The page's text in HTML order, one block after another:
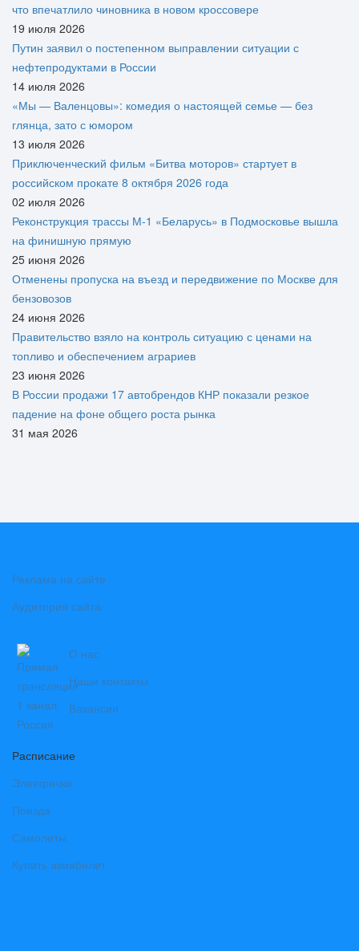
что впечатлило чиновника в новом кроссовере
19 июля 2026
Путин заявил о постепенном выправлении ситуации с
нефтепродуктами в России
14 июля 2026
«Мы — Валенцовы»: комедия о настоящей семье — без
глянца, зато с юмором
13 июля 2026
Приключенческий фильм «Битва моторов» стартует в
российском прокате 8 октября 2026 года
02 июля 2026
Реконструкция трассы М-1 «Беларусь» в Подмосковье вышла
на финишную прямую
25 июня 2026
Отменены пропуска на въезд и передвижение по Москве для
бензовозов
24 июня 2026
Правительство взяло на контроль ситуацию с ценами на
топливо и обеспечением аграриев
23 июня 2026
В России продажи 17 автобрендов КНР показали резкое
падение на фоне общего роста рынка
31 мая 2026
Реклама на сайте
Аудитория сайта
О нас
Наши контакты
Вакансии
Расписание
Электрички
Поезда
Самолеты
Купить авиабилет